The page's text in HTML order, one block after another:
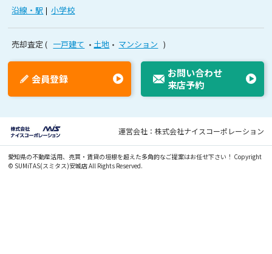
沿線・駅
小学校
売却査定 一戸建て 土地 マンション
お問い合わせ
来店予約
会員登録
運営会社：株式会社ナイスコーポレーション
愛知県の不動産活用、売買・賃貸の垣根を超えた多角的なご提案はお任せ下さい！ Copyright
© SUMiTAS(スミタス)安城店 All Rights Reserved.